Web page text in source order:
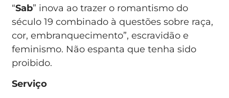
“Sab” inova ao trazer o romantismo do
século 19 combinado à questões sobre raça,
cor, embranquecimento”, escravidão e
feminismo. Não espanta que tenha sido
proibido.
Serviço